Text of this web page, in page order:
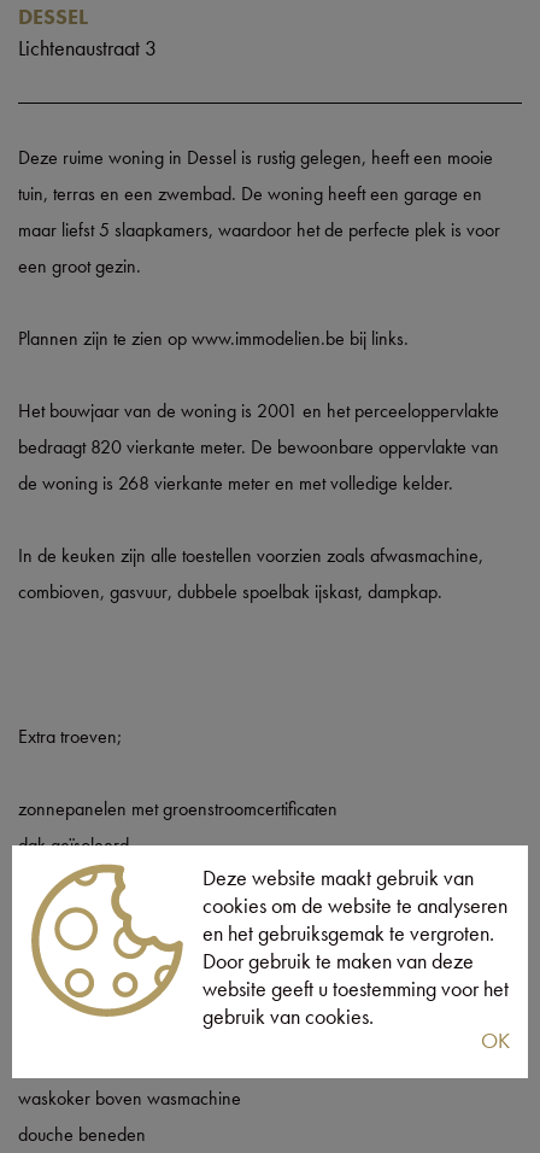
DESSEL
Lichtenaustraat 3
Deze ruime woning in Dessel is rustig gelegen, heeft een mooie
tuin, terras en een zwembad. De woning heeft een garage en
maar liefst 5 slaapkamers, waardoor het de perfecte plek is voor
een groot gezin.
Plannen zijn te zien op www.immodelien.be bij links.
Het bouwjaar van de woning is 2001 en het perceeloppervlakte
bedraagt 820 vierkante meter. De bewoonbare oppervlakte van
de woning is 268 vierkante meter en met volledige kelder.
In de keuken zijn alle toestellen voorzien zoals afwasmachine,
combioven, gasvuur, dubbele spoelbak ijskast, dampkap.
Extra troeven;
zonnepanelen met groenstroomcertificaten
dak geïsoleerd
houtkachel
vloerverwarming
geen pidpa (40€ afvalwater)
2x oprit
waskoker boven wasmachine
douche beneden
Deze website maakt gebruik van
cookies om de website te analyseren
en het gebruiksgemak te vergroten.
Door gebruik te maken van deze
website geeft u toestemming voor het
gebruik van cookies.
OK